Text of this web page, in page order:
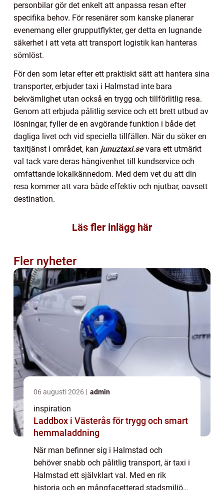
personbilar gör det enkelt att anpassa resan efter
specifika behov. För resenärer som kanske planerar
evenemang eller grupputflykter, ger detta en lugnande
säkerhet i att veta att transport logistik kan hanteras
sömlöst.
För den som letar efter ett praktiskt sätt att hantera sina
transporter, erbjuder taxi i Halmstad inte bara
bekvämlighet utan också en trygg och tillförlitlig resa.
Genom att erbjuda pålitlig service och ett brett utbud av
lösningar, fyller de en avgörande funktion i både det
dagliga livet och vid speciella tillfällen. När du söker en
taxitjänst i området, kan junuztaxi.sevara ett utmärkt
val tack vare deras hängivenhet till kundservice och
omfattande lokalkännedom. Med dem vet du att din
resa kommer att vara både effektiv och njutbar, oavsett
destination.
Läs fler inlägg här
Fler nyheter
06 augusti 2026 admin
inspiration
Laddbox i Västerås för trygg och smart
hemmaladdning
När man befinner sig i Halmstad och
behöver snabb och pålitlig transport, är taxi i
Halmstad ett självklart val. Med en rik
historia och en mångfacetterad stadsmiljö